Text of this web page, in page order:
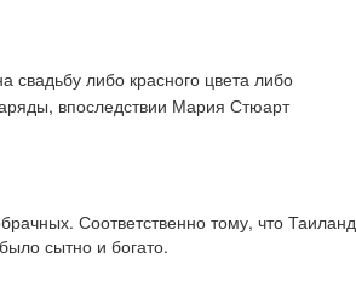
либо красного цвета либо
впоследствии Мария Стюарт
Соответственно тому, что Таиланд
сытно и богато.